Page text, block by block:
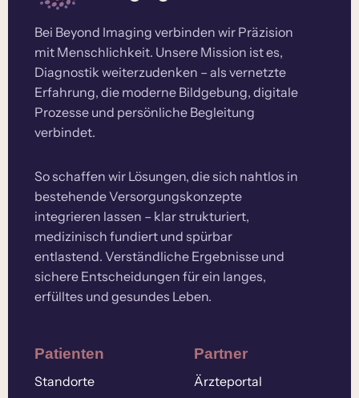
Bei Beyond Imaging verbinden wir Präzision
mit Menschlichkeit. Unsere Mission ist es,
Diagnostik weiterzudenken – als vernetzte
Erfahrung, die moderne Bildgebung, digitale
Prozesse und persönliche Begleitung
verbindet.
So schaffen wir Lösungen, die sich nahtlos in
bestehende Versorgungskonzepte
integrieren lassen – klar strukturiert,
medizinisch fundiert und spürbar
entlastend. Verständliche Ergebnisse und
sichere Entscheidungen für ein langes,
erfülltes und gesundes Leben.
Patienten
Standorte
Partner
Ärzteportal